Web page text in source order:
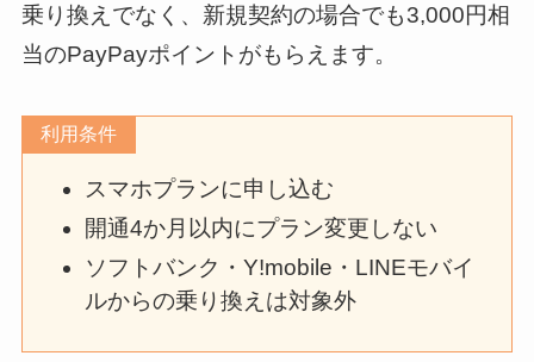
乗り換えでなく、新規契約の場合でも3,000円相
当のPayPayポイントがもらえます。
利用条件
スマホプランに申し込む
開通4か月以内にプラン変更しない
ソフトバンク・Y!mobile・LINEモバイ
ルからの乗り換えは対象外